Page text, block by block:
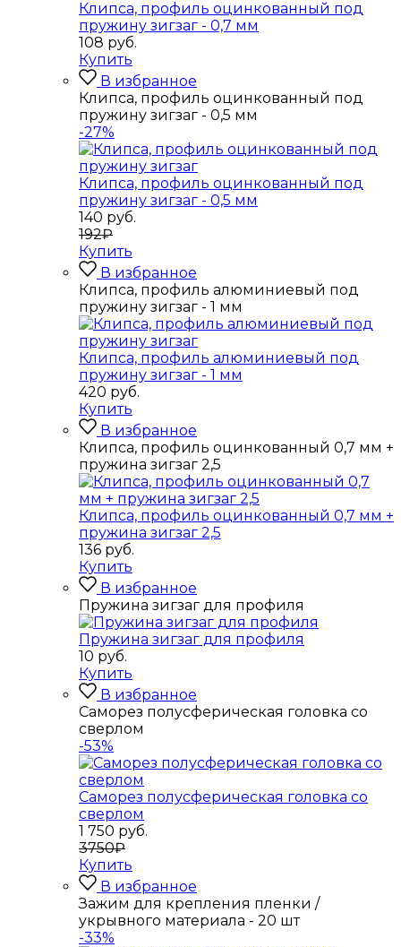
Клипса, профиль оцинкованный под
пружину зигзаг - 0,7 мм
108 руб.
Купить
В избранное
Клипса, профиль оцинкованный под
пружину зигзаг - 0,5 мм
-27%
Клипса, профиль оцинкованный под
пружину зигзаг - 0,5 мм
140 руб.
192₽
Купить
В избранное
Клипса, профиль алюминиевый под
пружину зигзаг - 1 мм
Клипса, профиль алюминиевый под
пружину зигзаг - 1 мм
420 руб.
Купить
В избранное
Клипса, профиль оцинкованный 0,7 мм +
пружина зигзаг 2,5
Клипса, профиль оцинкованный 0,7 мм +
пружина зигзаг 2,5
136 руб.
Купить
В избранное
Пружина зигзаг для профиля
Пружина зигзаг для профиля
10 руб.
Купить
В избранное
Саморез полусферическая головка со
сверлом
-53%
Саморез полусферическая головка со
сверлом
1 750 руб.
3750₽
Купить
В избранное
Зажим для крепления пленки /
укрывного материала - 20 шт
-33%